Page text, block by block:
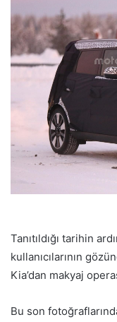
Tanıtıldığı tarihin
kullanıcılarının
Kia’dan makyaj
Bu son